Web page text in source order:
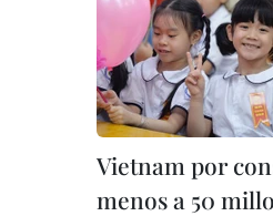
Vietnam por
menos a 50